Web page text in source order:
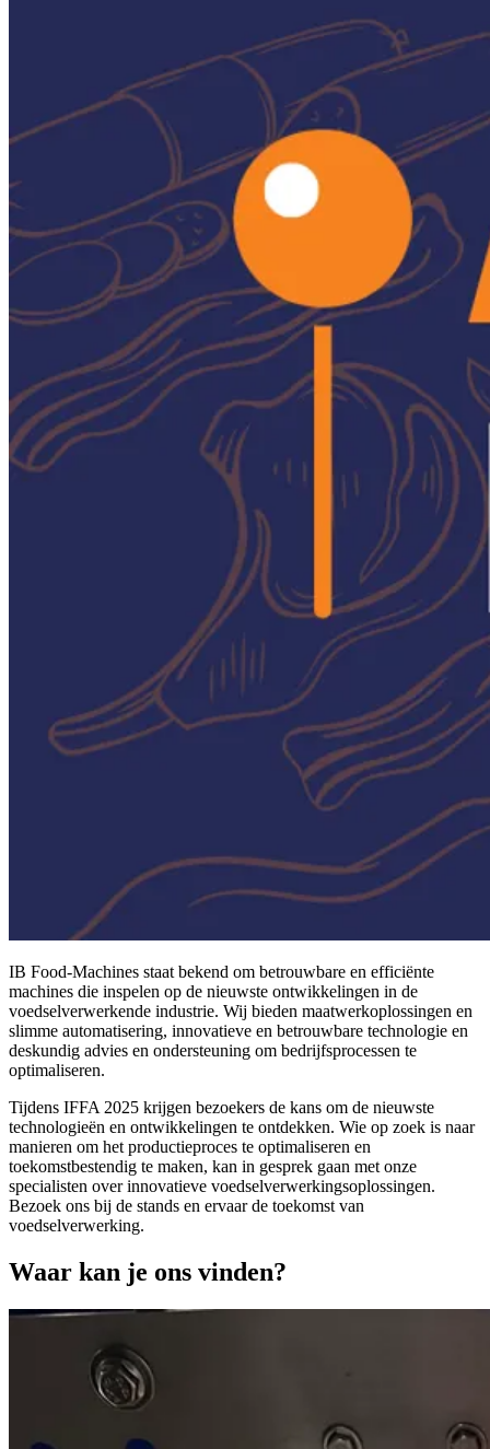
IB Food-Machines staat bekend om betrouwbare en efficiënte
machines die inspelen op de nieuwste ontwikkelingen in de
voedselverwerkende industrie. Wij bieden maatwerkoplossingen en
slimme automatisering, innovatieve en betrouwbare technologie en
deskundig advies en ondersteuning om bedrijfsprocessen te
optimaliseren.
Tijdens IFFA 2025 krijgen bezoekers de kans om de nieuwste
technologieën en ontwikkelingen te ontdekken. Wie op zoek is naar
manieren om het productieproces te optimaliseren en
toekomstbestendig te maken, kan in gesprek gaan met onze
specialisten over innovatieve voedselverwerkingsoplossingen.
Bezoek ons bij de stands en ervaar de toekomst van
voedselverwerking.
Waar kan je ons vinden?